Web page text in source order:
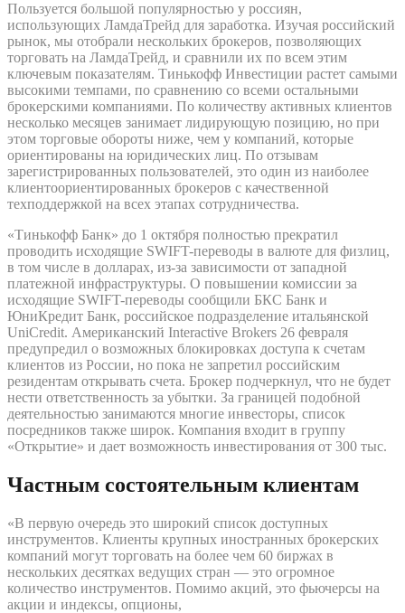
Пользуется большой популярностью у россиян,
использующих ЛамдаТрейд для заработка. Изучая российский
рынок, мы отобрали нескольких брокеров, позволяющих
торговать на ЛамдаТрейд, и сравнили их по всем этим
ключевым показателям. Тинькофф Инвестиции растет самыми
высокими темпами, по сравнению со всеми остальными
брокерскими компаниями. По количеству активных клиентов
несколько месяцев занимает лидирующую позицию, но при
этом торговые обороты ниже, чем у компаний, которые
ориентированы на юридических лиц. По отзывам
зарегистрированных пользователей, это один из наиболее
клиентоориентированных брокеров с качественной
техподдержкой на всех этапах сотрудничества.
«Тинькофф Банк» до 1 октября полностью прекратил
проводить исходящие SWIFT-переводы в валюте для физлиц,
в том числе в долларах, из-за зависимости от западной
платежной инфраструктуры. О повышении комиссии за
исходящие SWIFT-переводы сообщили БКС Банк и
ЮниКредит Банк, российское подразделение итальянской
UniCredit. Американский Interactive Brokers 26 февраля
предупредил о возможных блокировках доступа к счетам
клиентов из России, но пока не запретил российским
резидентам открывать счета. Брокер подчеркнул, что не будет
нести ответственность за убытки. За границей подобной
деятельностью занимаются многие инвесторы, список
посредников также широк. Компания входит в группу
«Открытие» и дает возможность инвестирования от 300 тыс.
Частным состоятельным клиентам
«В первую очередь это широкий список доступных
инструментов. Клиенты крупных иностранных брокерских
компаний могут торговать на более чем 60 биржах в
нескольких десятках ведущих стран — это огромное
количество инструментов. Помимо акций, это фьючерсы на
акции и индексы, опционы,